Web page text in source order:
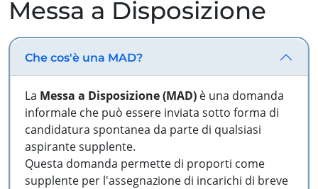
Messa a Disposizione
Che cos'è una MAD?
La Messa a Disposizione (MAD) è una domanda
informale che può essere inviata sotto forma di
candidatura spontanea da parte di qualsiasi
aspirante supplente.
Questa domanda permette di proporti come
supplente per l'assegnazione di incarichi di breve